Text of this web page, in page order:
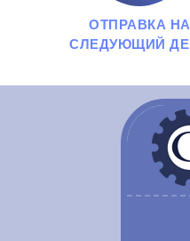
ОТПРАВКА НА
СЛЕДУЮЩИЙ